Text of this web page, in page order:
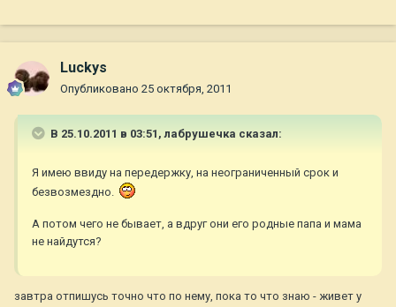
Luckys
Опубликовано 25 октября, 2011
В 25.10.2011 в 03:51, лабрушечка сказал:
Я имею ввиду на передержку, на неограниченный срок и
безвозмездно.
А потом чего не бывает, а вдруг они его родные папа и мама
не найдутся?
завтра отпишусь точно что по нему, пока то что знаю - живет у